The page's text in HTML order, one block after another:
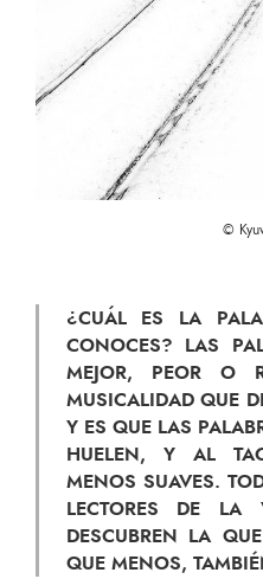
©
¿CUÁL ES LA
CONOCES? LAS
MEJOR, PEOR O
MUSICALIDAD QUE
Y ES QUE LAS
HUELEN, Y AL
MENOS SUAVES.
LECTORES DE
DESCUBREN LA
QUE MENOS,